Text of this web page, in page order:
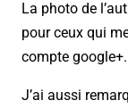
La photo de
pour ceux qui
compte google+.
J’ai aussi